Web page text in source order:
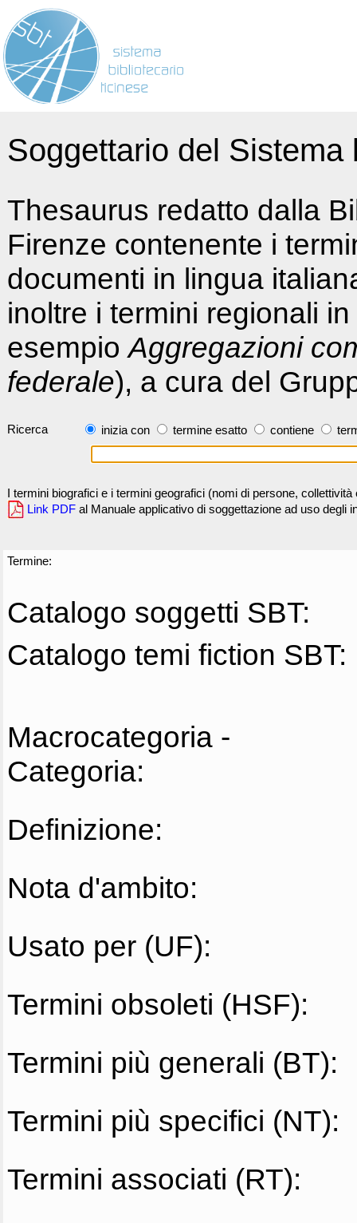
Soggettario del
Thesaurus redatto dalla
Firenze contenente i
documenti in lingua
inoltre i termini regionali
esempioAggregazioni
federale), a cura del
Ricerca inizia con termine esatto contiene
I termini biografici e i termini geografici (nomi di persone,
Link PDF al Manuale applicativo di soggettazione ad uso degli
Termine:
Catalogo soggetti SBT:
Catalogo temi fiction SBT:
Macrocategoria -
Categoria:
Definizione:
Nota d'ambito:
Usato per (UF):
Termini obsoleti (HSF):
Termini più generali (BT):
Termini più specifici (NT):
Termini associati (RT):